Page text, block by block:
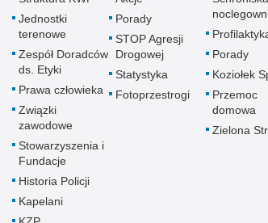
Jednostki
terenowe
Zespół Doradców
ds. Etyki
Prawa człowieka
Związki
zawodowe
Stowarzyszenia i
Fundacje
Historia Policji
Kapelani
Porady
STOP Agresji
Drogowej
Statystyka
Fotoprzestrogi
Porady
Koziołek
Przemoc
domowa
Zielona